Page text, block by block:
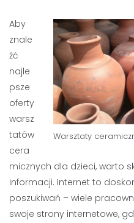
Warsztaty
Aby
znale
źć
najle
psze
oferty
warsz
tatów
cera
micznych dla dzieci, warto
informacji. Internet to
poszukiwań – wiele
swoje strony internetowe,